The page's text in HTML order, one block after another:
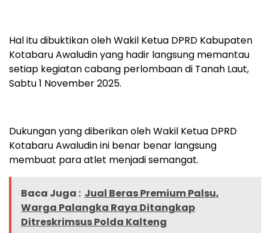
Hal itu dibuktikan oleh Wakil Ketua DPRD Kabupaten
Kotabaru Awaludin yang hadir langsung memantau
setiap kegiatan cabang perlombaan di Tanah Laut,
Sabtu 1 November 2025.
Dukungan yang diberikan oleh Wakil Ketua DPRD
Kotabaru Awaludin ini benar benar langsung
membuat para atlet menjadi semangat.
Baca Juga : Jual Beras Premium Palsu,
Warga Palangka Raya Ditangkap
Ditreskrimsus Polda Kalteng